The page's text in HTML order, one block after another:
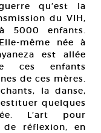
qu’est la
du VIH,
5000 enfants.
même née à
est allée
ces enfants
de ces mères.
la danse,
quelques
L’art pour
réflexion, en